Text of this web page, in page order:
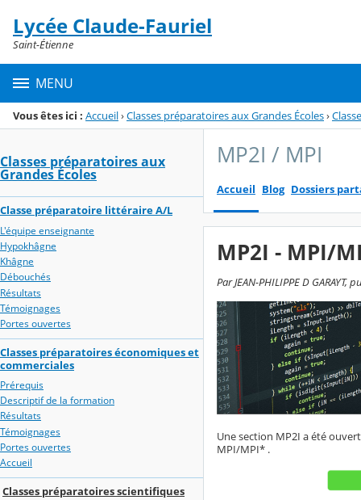
Menu de la rubrique
Contenu
Lycée Claude-Fauriel
Saint-Étienne
MENU
Vous êtes ici : Accueil›Classes préparatoires aux Grandes Écoles›
Classes préparatoires aux
Grandes Écoles
Classe préparatoire littéraire A/L
L'équipe enseignante
Hypokhâgne
Khâgne
Débouchés
Résultats
Témoignages
Portes ouvertes
Classes préparatoires économiques et
commerciales
Prérequis
Descriptif de la formation
Résultats
Témoignages
Portes ouvertes
Accueil
Classes préparatoires scientifiques
MP2I / MPI
Accueil Blog Dossiers
MP2I - MPI/
Par JEAN-PHILIPPE D
Une section MP2I a été
MPI/MPI* .